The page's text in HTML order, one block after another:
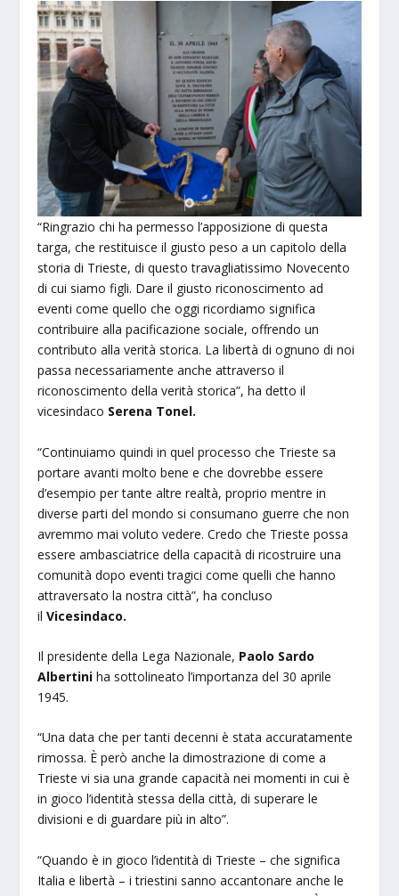
“Ringrazio chi ha permesso l’apposizione di questa
targa, che restituisce il giusto peso a un capitolo della
storia di Trieste, di questo travagliatissimo Novecento
di cui siamo figli. Dare il giusto riconoscimento ad
eventi come quello che oggi ricordiamo significa
contribuire alla pacificazione sociale, offrendo un
contributo alla verità storica. La libertà di ognuno di noi
passa necessariamente anche attraverso il
riconoscimento della verità storica”, ha detto il
vicesindaco Serena Tonel.
“Continuiamo quindi in quel processo che Trieste sa
portare avanti molto bene e che dovrebbe essere
d’esempio per tante altre realtà, proprio mentre in
diverse parti del mondo si consumano guerre che non
avremmo mai voluto vedere. Credo che Trieste possa
essere ambasciatrice della capacità di ricostruire una
comunità dopo eventi tragici come quelli che hanno
attraversato la nostra città”, ha concluso
ilVicesindaco.
Il presidente della Lega Nazionale, Paolo Sardo
Albertiniha sottolineato l’importanza del 30 aprile
1945.
“Una data che per tanti decenni è stata accuratamente
rimossa. È però anche la dimostrazione di come a
Trieste vi sia una grande capacità nei momenti in cui è
in gioco l’identità stessa della città, di superare le
divisioni e di guardare più in alto”.
“Quando è in gioco l’identità di Trieste – che significa
Italia e libertà – i triestini sanno accantonare anche le